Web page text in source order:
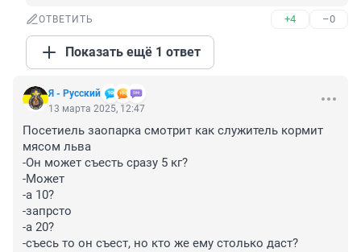
ОТВЕТИТЬ +4 –0
Показать ещё 1 ответ
Я - Русский
13 марта 2025, 12:47
Посетиель заопарка смотрит как служитель кормит
мясом льва
-Он может съесть сразу 5 кг?
-Может
-а 10?
-запрсто
-а 20?
-съесь то он съест, но кто же ему столько даст?